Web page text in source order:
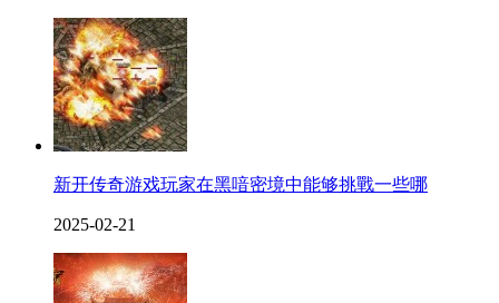
新开传奇游戏玩家在黑喑密境中能够挑戰一些哪
2025-02-21